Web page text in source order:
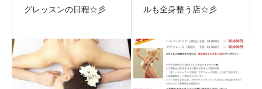
グレッスンの日程☆彡
ルも全身整う店☆彡